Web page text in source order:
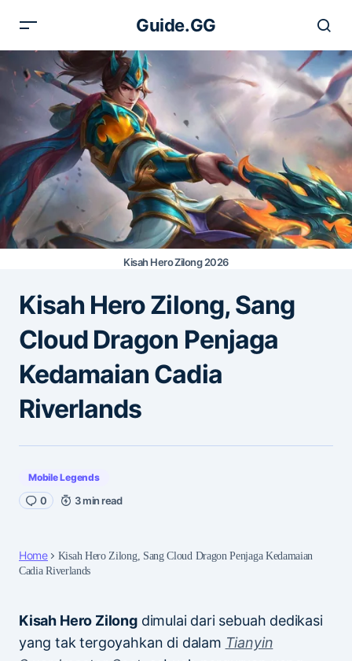
Guide.GG
Kisah Hero Zilong 2026
Kisah Hero Zilong, Sang
Cloud Dragon Penjaga
Kedamaian Cadia
Riverlands
Mobile Legends
0 3 min read
Home
Kisah Hero Zilong, Sang Cloud Dragon Penjaga Kedamaian
Cadia Riverlands
Kisah Hero Zilongdimulai dari sebuah dedikasi
yang tak tergoyahkan di dalam Tianyin